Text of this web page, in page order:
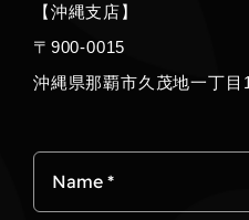
【沖縄支店】
〒900-0015
沖縄県那覇市久茂地一丁目